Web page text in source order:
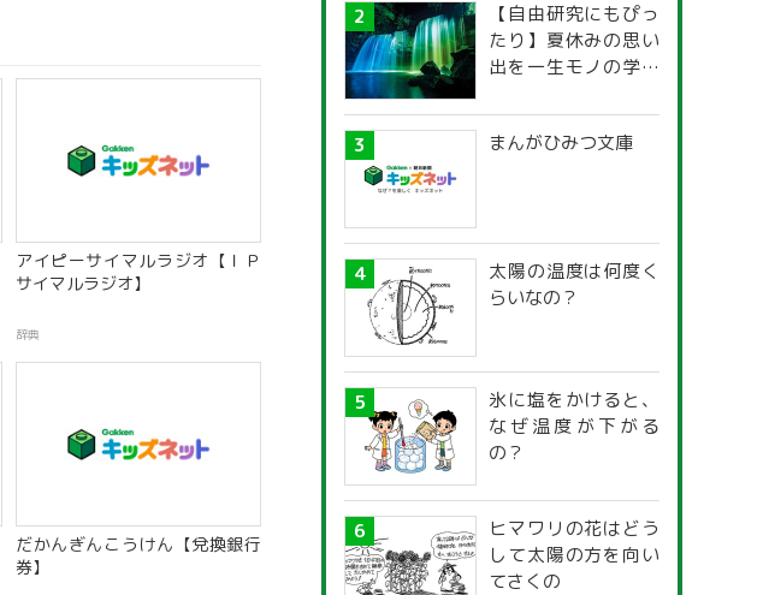
アイピーサイマルラジオ【ＩＰ
サイマルラジオ】
辞典
だかんぎんこうけん【兌換銀行
券】
【自由研究にもぴっ
たり】夏休みの思い
出を一生モノの学び
探究ガイド
まんがひみつ文庫
太陽の温度は何度く
らいなの？
氷に塩をかけると、
なぜ温度が下がる
の？
ヒマワリの花はどう
して太陽の方を向い
てさくの